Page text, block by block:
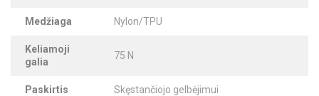
Medžiaga Nylon/TPU
Keliamoji
galia
75 N
Paskirtis Skęstančiojo gelbėjimui